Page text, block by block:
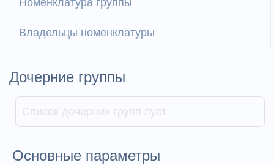
Номенклатура группы
Владельцы номенклатуры
Дочерние группы
Список дочерних групп пуст
Основные параметры